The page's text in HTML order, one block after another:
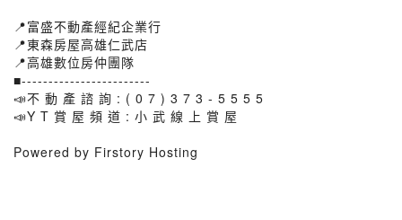
📍富盛不動產經紀企業行
📍東森房屋高雄仁武店
📍高雄數位房仲團隊
■------------------------
📣不 動 產 諮 詢 : ( 0 7 ) 3 7 3 - 5 5 5 5
📣Y T 賞 屋 頻 道 : 小 武 線 上 賞 屋
Powered by Firstory Hosting